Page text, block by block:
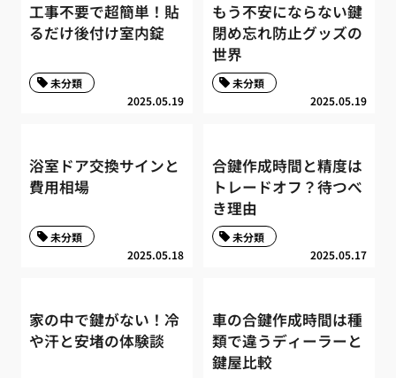
工事不要で超簡単！貼
るだけ後付け室内錠
2025.05.19
未分類
もう不安にならない鍵
閉め忘れ防止グッズの
世界
2025.05.19
未分類
浴室ドア交換サインと
費用相場
2025.05.18
未分類
合鍵作成時間と精度は
トレードオフ？待つべ
き理由
2025.05.17
未分類
家の中で鍵がない！冷
や汗と安堵の体験談
車の合鍵作成時間は種
類で違うディーラーと
鍵屋比較